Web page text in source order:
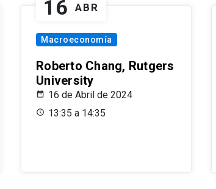
16 ABR
Macroeconomía
Roberto Chang, Rutgers
University
16 de Abril de 2024
13:35 a 14:35